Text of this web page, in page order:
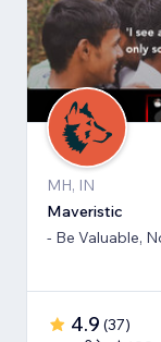
MH, IN
Maveristic
- Be Valuable,
4.9 (37)